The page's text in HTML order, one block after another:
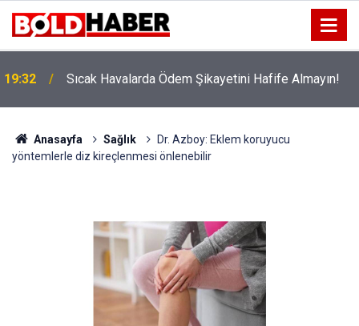
19:32 Sıcak Havalarda Ödem Şikayetini Hafife Almayın!
Anasayfa Sağlık
Dr. Azboy: Eklem koruyucu
yöntemlerle diz kireçlenmesi önlenebilir